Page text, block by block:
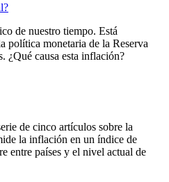
de nuestro tiempo. Está
política monetaria de la Reserva
¿Qué causa esta inflación?
de cinco artículos sobre la
la inflación en un índice de
entre países y el nivel actual de